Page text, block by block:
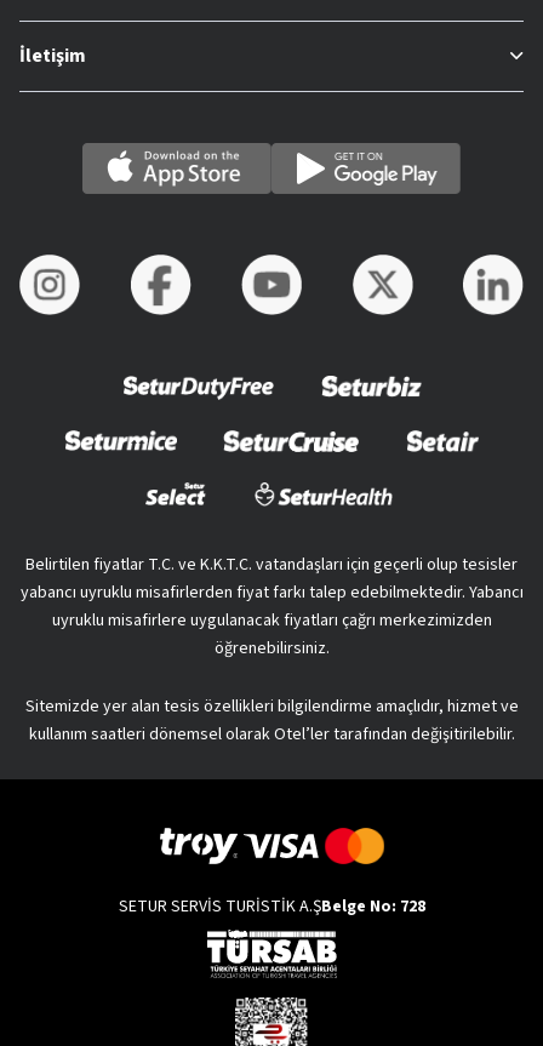
İletişim
Belirtilen fiyatlar T.C. ve K.K.T.C. vatandaşları için geçerli olup tesisler
yabancı uyruklu misafirlerden fiyat farkı talep edebilmektedir. Yabancı
uyruklu misafirlere uygulanacak fiyatları çağrı merkezimizden
öğrenebilirsiniz.
Sitemizde yer alan tesis özellikleri bilgilendirme amaçlıdır, hizmet ve
kullanım saatleri dönemsel olarak Otel’ler tarafından değişitirilebilir.
SETUR SERVİS TURİSTİK A.ŞBelge No: 728